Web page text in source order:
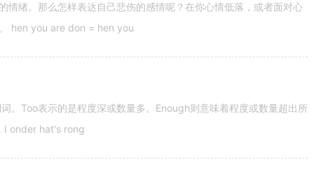
情绪。那么怎样表达自己悲伤的感情呢？在你心情低落，或者面对心
hen you are don = hen you
Too表示的是程度深或数量多。Enough则意味着程度或数量超出所
I onder hat's rong